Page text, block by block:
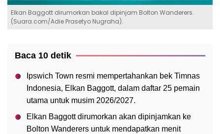
Elkan Baggott dirumorkan bakal dipinjam Bolton Wanderers.
(Suara.com/Adie Prasetyo Nugraha).
Baca 10 detik
Ipswich Town resmi mempertahankan bek Timnas
Indonesia, Elkan Baggott, dalam daftar 25 pemain
utama untuk musim 2026/2027.
Elkan Baggott dirumorkan akan dipinjamkan ke
Bolton Wanderers untuk mendapatkan menit